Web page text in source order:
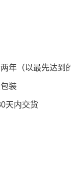
年（以最先达到的
装
天内交货